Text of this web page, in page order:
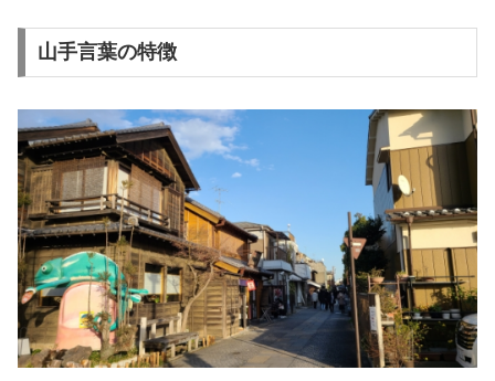
山手言葉の特徴